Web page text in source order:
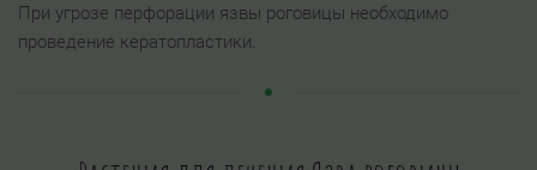
При угрозе перфорации язвы роговицы необходимо
проведение кератопластики.